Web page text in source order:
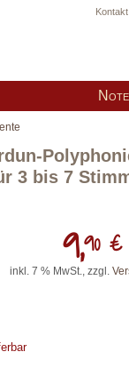
Kontakt
3 bis 7
9,90 €
inkl. 7 % MwSt., zzgl.